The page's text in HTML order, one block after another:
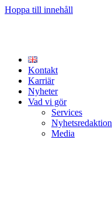
Hoppa till innehåll
Kontakt
Karriär
Nyheter
Vad vi gör
Services
Nyhetsredaktion
Media